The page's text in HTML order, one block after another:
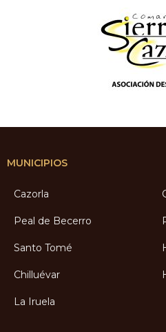
MUNICIPIOS
Cazorla
Peal de Becerro
Santo Tomé
Chilluévar
La Iruela